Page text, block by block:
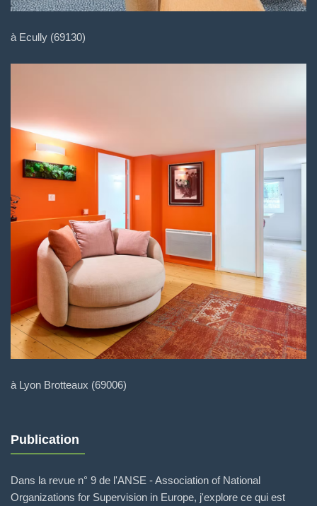
à Ecully (69130)
à Lyon Brotteaux (69006)
Publication
Dans la revue n° 9 de l'ANSE - Association of National
Organizations for Supervision in Europe, j'explore ce qui est